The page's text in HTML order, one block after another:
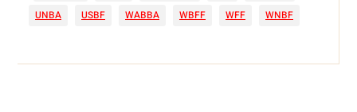
UNBA
USBF WABBA WBFF WFF WNBF